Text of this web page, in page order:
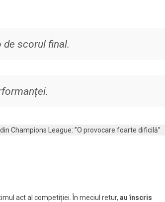
scorul final.
act al competiției. În meciul retur, au înscris